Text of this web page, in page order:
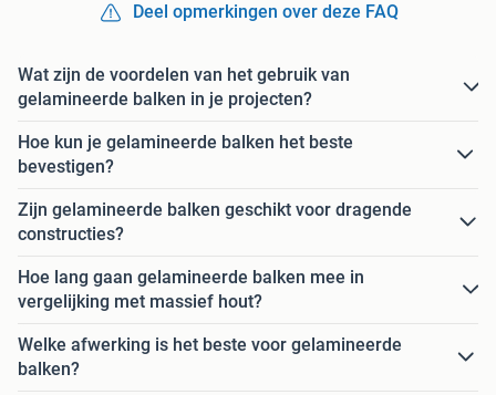
Deel opmerkingen over deze FAQ
Wat zijn de voordelen van het gebruik van
gelamineerde balken in je projecten?
Hoe kun je gelamineerde balken het beste
bevestigen?
Zijn gelamineerde balken geschikt voor dragende
constructies?
Hoe lang gaan gelamineerde balken mee in
vergelijking met massief hout?
Welke afwerking is het beste voor gelamineerde
balken?